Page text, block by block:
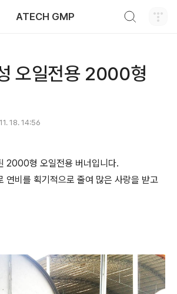
ATECH GMP
오일전용 2000형
18. 14:56
2000형 오일전용 버너입니다.
연비를 획기적으로 줄여 많은 사랑을 받고